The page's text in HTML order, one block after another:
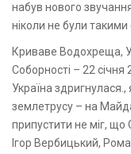
набув нового
ніколи не були
Криваве Водохреща,
Соборності – 22 січня
Україна
землетрусу – на
припустити не міг, що
Ігор Вербицький,